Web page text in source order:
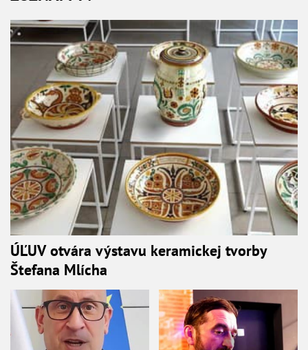
ÚĽUV otvára výstavu keramickej tvorby
Štefana Mlícha